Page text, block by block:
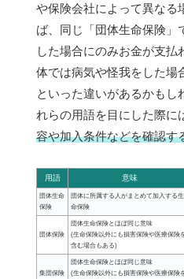
や保険会社によって異なる
ば、同じ「団体生命保険」
した場合にのみお金が支払
体では病気や怪我をした場
といった違いがあるかもし
れらの用語を目にした際に
容や加入条件などを確認す
用語 意味
団体生命
保険
団体に所属する人がまとめて加入する生
命保険
団体保険
団体生命保険とほぼ同じ意味
(生命保険以外にも損害保険や医療保険
含む場合もある)
集団保険
団体生命保険とほぼ同じ意味
(生命保険以外にも損害保険や医療保険